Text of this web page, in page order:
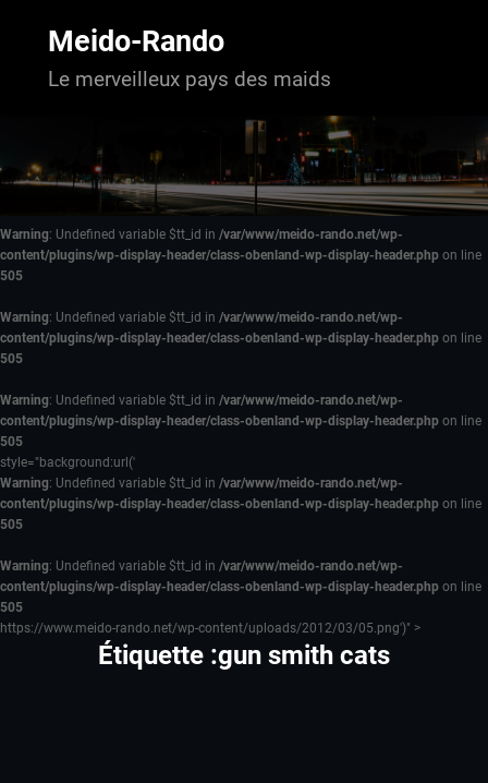
Meido-Rando
Le merveilleux pays des maids
Warning: Undefined variable $tt_id in /var/www/meido-rando.net/wp-
content/plugins/wp-display-header/class-obenland-wp-display-header.php on line
505
Warning: Undefined variable $tt_id in /var/www/meido-rando.net/wp-
content/plugins/wp-display-header/class-obenland-wp-display-header.php on line
505
Warning: Undefined variable $tt_id in /var/www/meido-rando.net/wp-
content/plugins/wp-display-header/class-obenland-wp-display-header.php on line
505
style="background:url('
Warning: Undefined variable $tt_id in /var/www/meido-rando.net/wp-
content/plugins/wp-display-header/class-obenland-wp-display-header.php on line
505
Warning: Undefined variable $tt_id in /var/www/meido-rando.net/wp-
content/plugins/wp-display-header/class-obenland-wp-display-header.php on line
505
https://www.meido-rando.net/wp-content/uploads/2012/03/05.png')" >
Étiquette :gun smith cats